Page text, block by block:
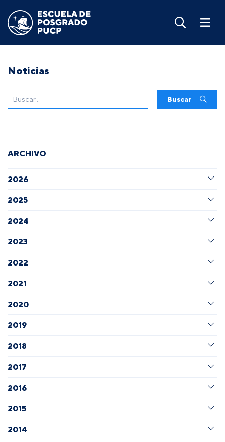
Noticias
Buscar
ARCHIVO
2026
2025
2024
2023
2022
2021
2020
2019
2018
2017
2016
2015
2014